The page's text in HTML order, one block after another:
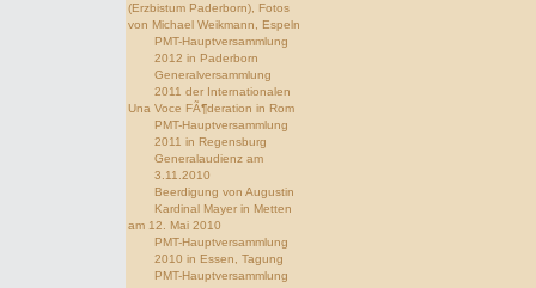
(Erzbistum Paderborn), Fotos
von Michael Weikmann, Espeln
PMT-Hauptversammlung
2012 in Paderborn
Generalversammlung
2011 der Internationalen
Una Voce FÃ¶deration in Rom
PMT-Hauptversammlung
2011 in Regensburg
Generalaudienz am
3.11.2010
Beerdigung von Augustin
Kardinal Mayer in Metten
am 12. Mai 2010
PMT-Hauptversammlung
2010 in Essen, Tagung
PMT-Hauptversammlung